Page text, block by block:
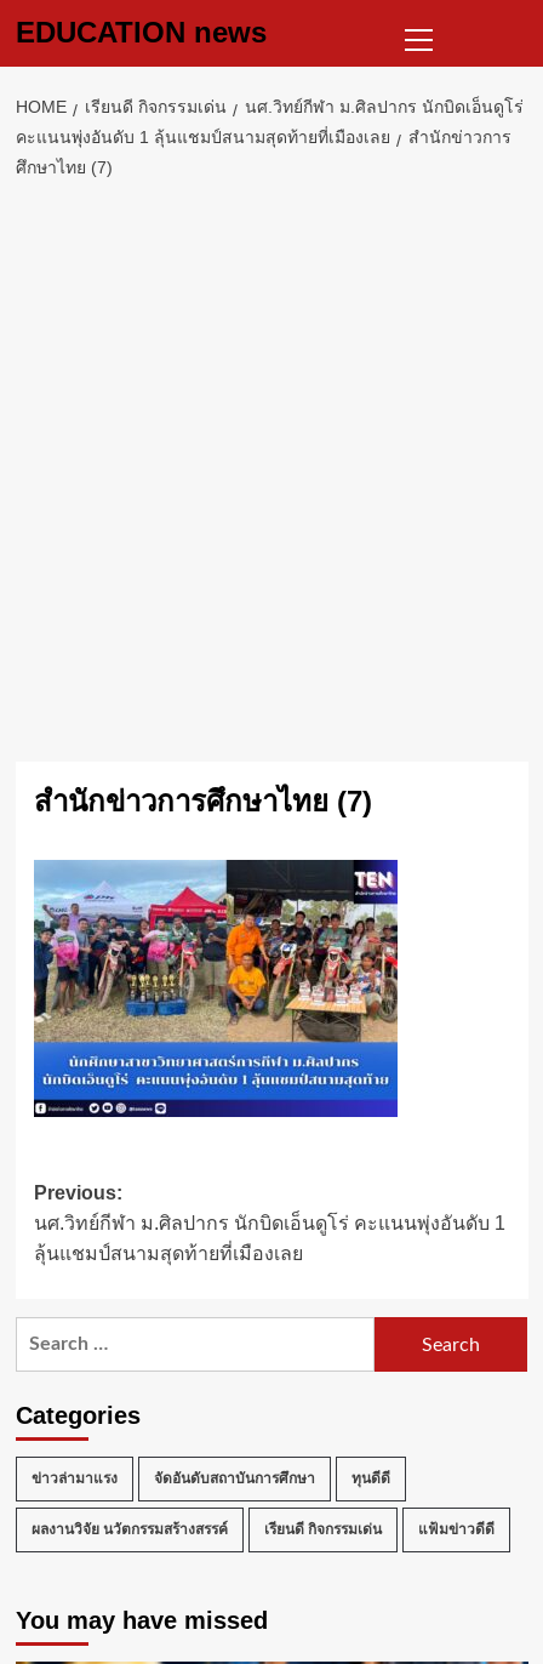
EDUCATION news
Menu
HOME เรียนดี กิจกรรมเด่น
นศ.วิทย์กีฬา ม.ศิลปากร นักบิดเอ็นดูโร่
คะแนนพุ่งอันดับ 1 ลุ้นแชมป์สนามสุดท้ายที่เมืองเลย
สำนักข่าวการ
ศึกษาไทย (7)
สำนักข่าวการศึกษาไทย (7)
Post
navigation
Previous:
นศ.วิทย์กีฬา ม.ศิลปากร นักบิดเอ็นดูโร่ คะแนนพุ่งอันดับ 1
ลุ้นแชมป์สนามสุดท้ายที่เมืองเลย
Categories
ข่าวล่ามาแรง จัดอันดับสถาบันการศึกษา ทุนดีดี
ผลงานวิจัย นวัตกรรมสร้างสรรค์ เรียนดี กิจกรรมเด่น แฟ้มข่าวดีดี
You may have missed